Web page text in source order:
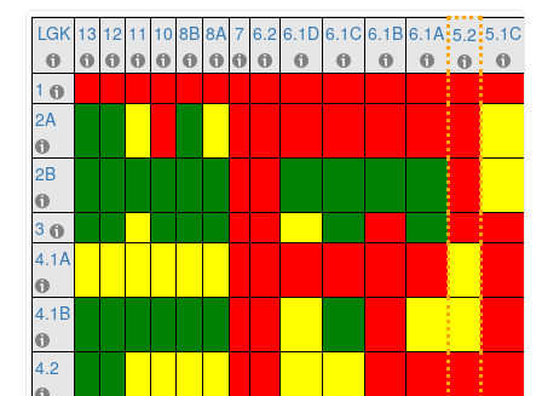
LGK 13 12 11 10 8B 8A 7 6.2 6.1D 6.1C 6.1B 6.1A 5.2 5.1C
1
2A
2B
3
4.1A
4.1B
4.2